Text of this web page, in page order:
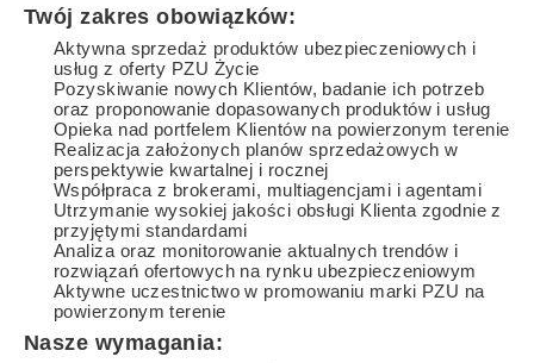
Twój zakres obowiązków:
Aktywna sprzedaż produktów ubezpieczeniowych i
usług z oferty PZU Życie
Pozyskiwanie nowych Klientów, badanie ich potrzeb
oraz proponowanie dopasowanych produktów i usług
Opieka nad portfelem Klientów na powierzonym terenie
Realizacja założonych planów sprzedażowych w
perspektywie kwartalnej i rocznej
Współpraca z brokerami, multiagencjami i agentami
Utrzymanie wysokiej jakości obsługi Klienta zgodnie z
przyjętymi standardami
Analiza oraz monitorowanie aktualnych trendów i
rozwiązań ofertowych na rynku ubezpieczeniowym
Aktywne uczestnictwo w promowaniu marki PZU na
powierzonym terenie
Nasze wymagania: